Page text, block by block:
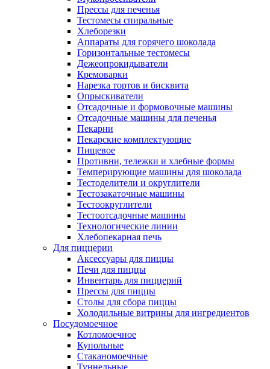
Прессы для печенья
Тестомесы спиральные
Хлеборезки
Аппараты для горячего шоколада
Горизонтальные тестомесы
Дежеопрокидыватели
Кремоварки
Нарезка тортов и бисквита
Опрыскиватели
Отсадочные и формовочные машины
Отсадочные машины для печенья
Пекарни
Пекарские комплектующие
Пищевое
Противни, тележки и хлебные формы
Темперирующие машины для шоколада
Тестоделители и округлители
Тестозакаточные машины
Тестоокруглители
Тестоотсадочные машины
Технологические линии
Хлебопекарная печь
Для пиццерии
Аксессуары для пиццы
Печи для пиццы
Инвентарь для пиццерий
Прессы для пиццы
Столы для сбора пиццы
Холодильные витрины для ингредиентов
Посудомоечное
Котломоечное
Купольные
Стаканомоечные
Туннельные